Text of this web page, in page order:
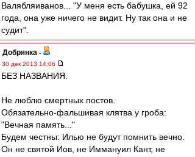
Валябляиванов... "У меня есть бабушка, ей 92
года, она уже ничего не видит. Ну так она и не
судит".
Добрянка -
30 дек 2013 14:06
БЕЗ НАЗВАНИЯ.
Не люблю смертных постов.
Обязательно-фальшивая клятва у гроба:
"Вечная память..."
Будем честны: Илью не будут помнить вечно.
Он не святой Иов, не Иммануил Кант, не